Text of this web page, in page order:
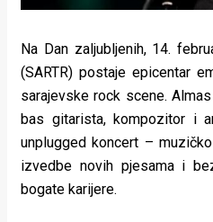
Život
pokretu
Ideje
Na Dan zaljubljenih, 14.
(SARTR) postaje epicentar
sarajevske rock scene.
bas gitarista, kompozitor i
unplugged koncert –
izvedbe novih pjesama i
bogate karijere.